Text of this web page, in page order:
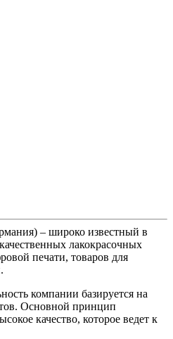
– широко известный в
лакокрасочных
печати, товаров для
компании базируется на
Основной принцип
качество, которое ведет к